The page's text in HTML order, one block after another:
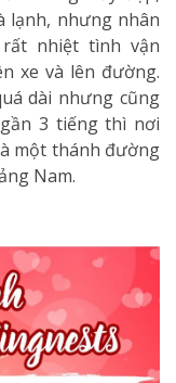
lạnh, nhưng nhân
nhiệt tình vận
xe và lên đường.
dài nhưng cũng
3 tiếng thì nơi
một thánh đường
Nam.